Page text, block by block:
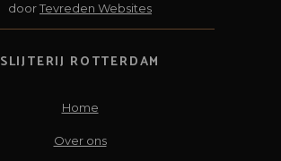
doorTevreden Websites
SLIJTERIJ ROTTERDAM
Home
Over ons